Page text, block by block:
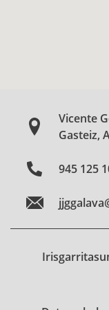
Vicente
Gasteiz,
945 125